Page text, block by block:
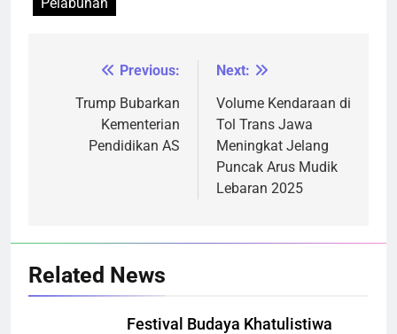
Navigasi
pos
Previous:
Trump Bubarkan
Kementerian
Pendidikan AS
Next:
Volume Kendaraan di
Tol Trans Jawa
Meningkat Jelang
Puncak Arus Mudik
Lebaran 2025
Related News
Festival Budaya Khatulistiwa